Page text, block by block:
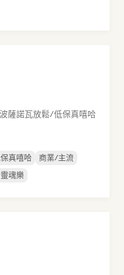
波薩諾瓦放鬆/低保真嘻哈
真嘻哈
商業/主流
魂樂